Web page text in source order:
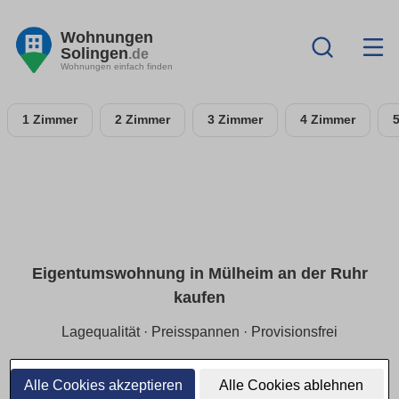
Alle Cookies akzeptieren Alle Cookies ablehnen
Wohnungen
Solingen.de
Wohnungen einfach finden
1 Zimmer 2 Zimmer 3 Zimmer 4 Zimmer
Eigentumswohnung in Mülheim an der Ruhr
kaufen
Lagequalität · Preisspannen · Provisionsfrei
Wir verdichtenStadtteil-Insights für Mülheim an der
Ruhr: Wo ist dieruhige Lage
, wo wohnt man besonders